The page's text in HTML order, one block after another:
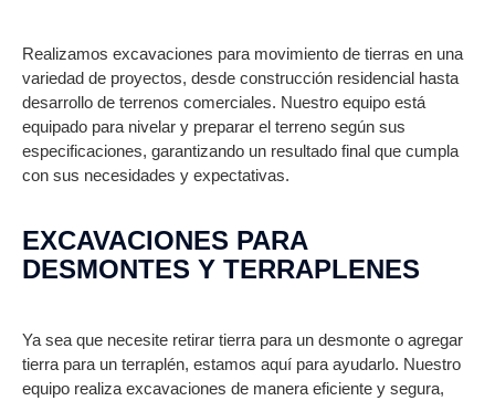
Realizamos excavaciones para movimiento de tierras en una
variedad de proyectos, desde construcción residencial hasta
desarrollo de terrenos comerciales. Nuestro equipo está
equipado para nivelar y preparar el terreno según sus
especificaciones, garantizando un resultado final que cumpla
con sus necesidades y expectativas.
EXCAVACIONES PARA
DESMONTES Y TERRAPLENES
Ya sea que necesite retirar tierra para un desmonte o agregar
tierra para un terraplén, estamos aquí para ayudarlo. Nuestro
equipo realiza excavaciones de manera eficiente y segura,